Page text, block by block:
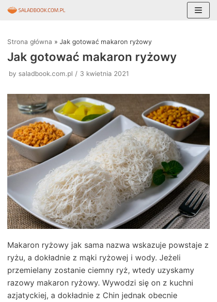
do
treści
Strona główna » Jak gotować makaron ryżowy
Jak gotować makaron ryżowy
by saladbook.com.pl 3 kwietnia 2021
Makaron ryżowy jak sama nazwa wskazuje powstaje z
ryżu, a dokładnie z mąki ryżowej i wody. Jeżeli
przemielany zostanie ciemny ryż, wtedy uzyskamy
razowy makaron ryżowy. Wywodzi się on z kuchni
azjatyckiej, a dokładnie z Chin jednak obecnie